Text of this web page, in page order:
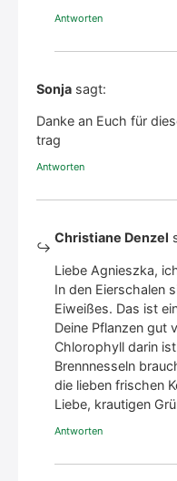
Antworten
Sonja sagt:
Dan­ke an Euch für
trag
Antworten
Christiane Denzel
Lie­be Agnieszka,
In den Eier­scha­len
Eiwei­ßes. Das ist
Dei­ne Pflan­zen gut
Chlo­ro­phyll dar­in
Brenn­nes­seln
die lie­ben fri­schen
Lie­be, krau­ti­gen
Antworten